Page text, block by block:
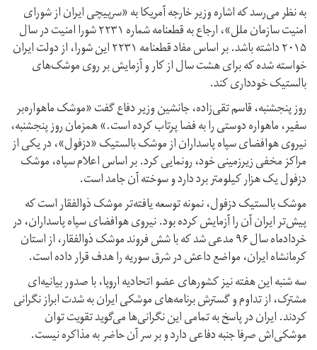
به نظر می‌رسد که اشاره وزیر خارجه آمریکا به «سرپیچی ایران از شورای
امنیت سازمان ملل»، ارجاع به قطعنامه شماره ۲۲۳۱ شورا امنیت در سال
۲۰۱۵ داشته باشد. بر اساس مفاد قطعنامه ۲۲۳۱ این شورا، از دولت ایران
خواسته شده که برای هشت سال از کار و آزمایش بر روی موشک‌های
بالستیک خودداری کند.
روز پنجشنبه، قاسم تقی‌زاده، جانشین وزیر دفاع گفت «موشک ماهواره‌بر
سفیر، ماهواره دوستی را به فضا پرتاب کرده است.» همزمان روز پنجشنبه،
نیروی هوافضای سپاه پاسداران از موشک بالستیک «دزفول»، در یکی از
مراکز مخفی زیرزمینی خود، رونمایی کرد. بر اساس اعلام سپاه، موشک
دزفول یک هزار کیلومتر برد دارد و سوخته آن جامد است.
موشک بالستیک دزفول، نمونه توسعه یافته‌تر موشک ذوالفقار است که
پیش‌تر ایران آن را آزمایش کرده بود. نیروی هوافضای سپاه پاسداران، در
خردادماه سال ۹۶ مدعی شد که با شش فروند موشک ذوالفقار، از استان
کرمانشاه ایران، مواضع داعش در شرق سوریه را هدف قرار داده است.
سه شنبه این هفته نیز کشورهای عضو اتحادیه اروپا، با صدور بیانیه‌ای
مشترک، از تداوم و گسترش برنامه‌های موشکی ایران به شدت ابراز نگرانی
کردند. ایران در پاسخ به تمامی این نگرانی‌ها می‌گوید تقویت توان‌
موشکی‌اش صرفا جنبه دفاعی دارد و بر سر آن حاضر به مذاکره نیست.